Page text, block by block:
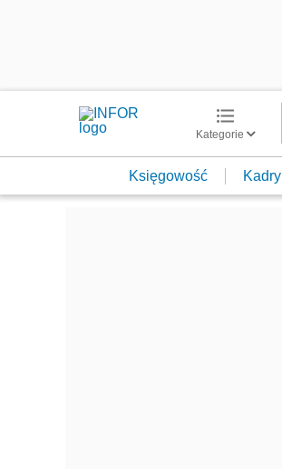
Kategorie
Księgowość Kadry